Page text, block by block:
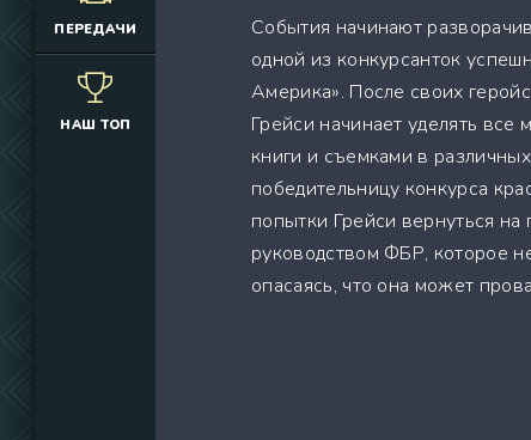
(3222)
(3576)
(34291)
(39129)
(737)
ПЕРЕДАЧИ
НАШ ТОП
События начинают
одной из конкурсанток
Америка». После своих
Грейси начинает уделять
книги и съемками в
победительницу конкурса
попытки Грейси вернуться
руководством ФБР, которое
опасаясь, что она может